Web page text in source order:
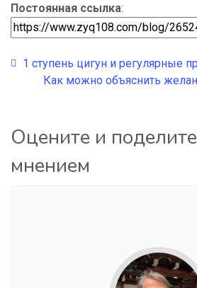
Постоянная ссылка:
1 ступень цигун и регулярные
Как можно объяснить
Оцените и
мнением